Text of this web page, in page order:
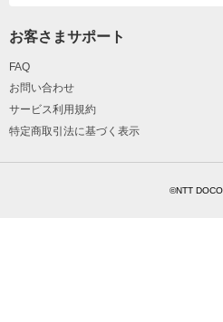
お客さまサポート
FAQ
お問い合わせ
サービス利用規約
特定商取引法に基づく表示
©NTT